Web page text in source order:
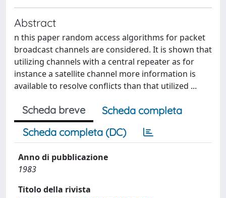
Abstract
n this paper random access algorithms for packet
broadcast channels are considered. It is shown that
utilizing channels with a central repeater as for
instance a satellite channel more information is
available to resolve conflicts than that utilized ...
Scheda breve
Scheda completa
Scheda completa (DC)
Anno di pubblicazione
1983
Titolo della rivista